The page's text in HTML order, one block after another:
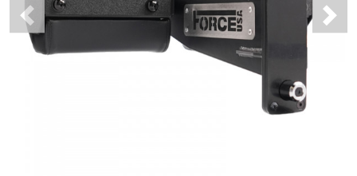
Previous Next